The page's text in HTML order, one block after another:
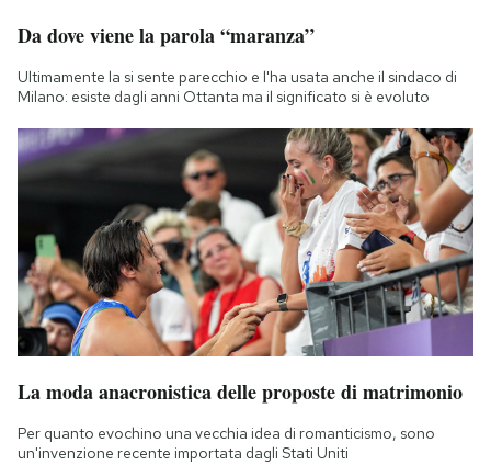
Da dove viene la parola “maranza”
Ultimamente la si sente parecchio e l'ha usata anche il sindaco di
Milano: esiste dagli anni Ottanta ma il significato si è evoluto
La moda anacronistica delle proposte di matrimonio
Per quanto evochino una vecchia idea di romanticismo, sono
un'invenzione recente importata dagli Stati Uniti